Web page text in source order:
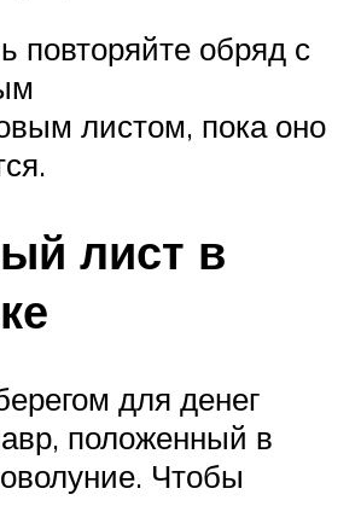
повторяйте обряд с
листом, пока оно
лист в
для денег
положенный в
Чтобы